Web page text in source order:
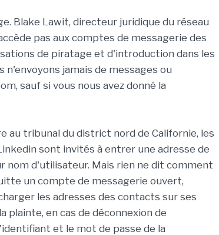
Blake Lawit, directeur juridique du réseau
pas aux comptes de messagerie des
de piratage et d'introduction dans les
n'envoyons jamais de messages ou
sauf si vous nous avez donné la
au tribunal du district nord de Californie, les
sont invités à entrer une adresse de
nom d'utilisateur. Mais rien ne dit comment
un compte de messagerie ouvert,
les adresses des contacts sur ses
plainte, en cas de déconnexion de
et le mot de passe de la